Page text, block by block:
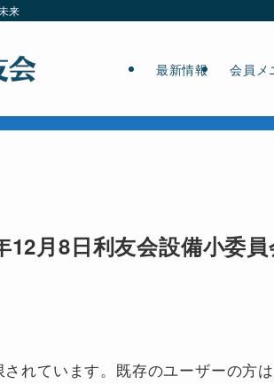
来
最新情報 会員メ
12月8日利友会設備小委
れています。既存のユーザーの方